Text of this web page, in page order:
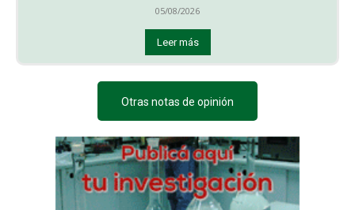
05/08/2026
Leer más
Otras notas de opinión